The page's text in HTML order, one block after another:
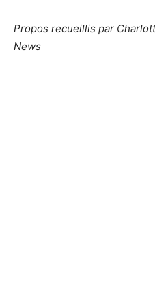
Propos recueillis par
News